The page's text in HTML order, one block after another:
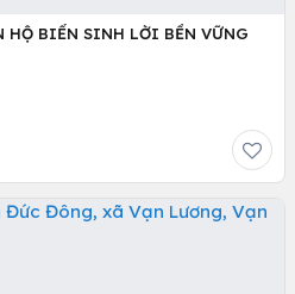
HỘ BIỂN SINH LỜI BỀN VỮNG